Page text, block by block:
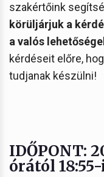
szakértőink
körüljárjuk a
a valós
kérdéseit előre,
tudjanak készülni!
IDŐPONT:
órától